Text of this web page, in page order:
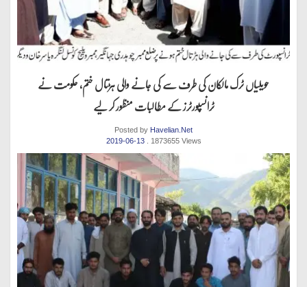
حویلیاں ٹرک مالکان کی طرف سے کی جانے والی ہڑتال ختم، حکومت نے
ٹرانسپورٹرز کے مطالبات منظور کر لیے
Posted by Havelian.Net
2019-06-13 . 1873655 Views